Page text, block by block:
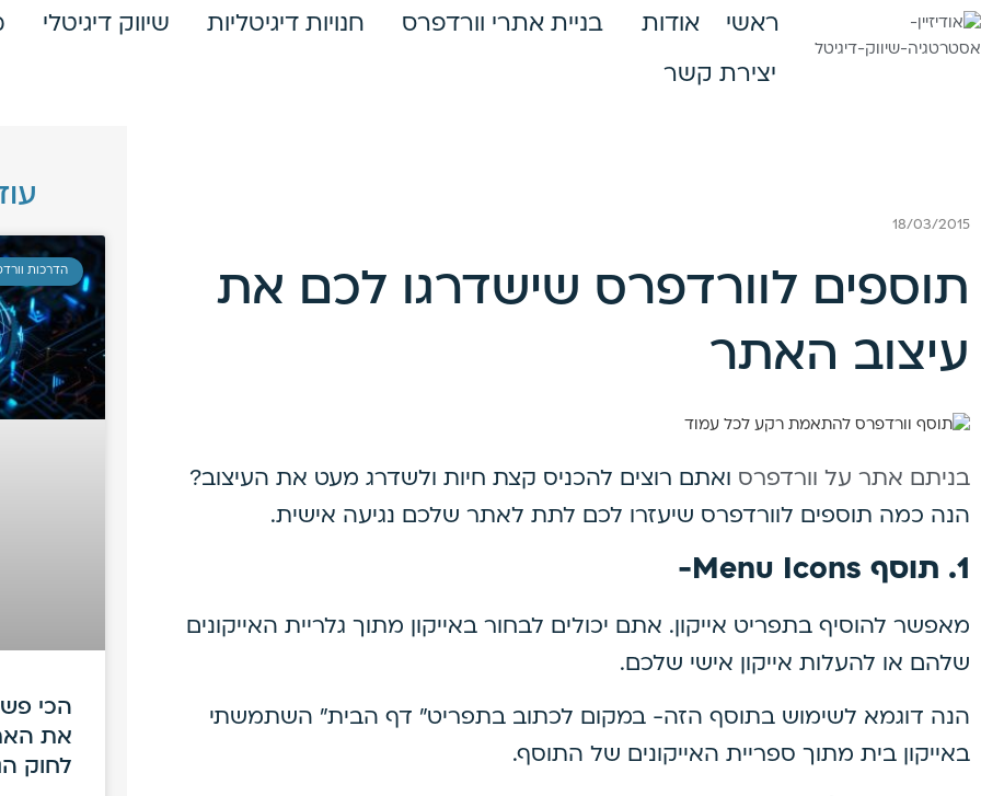
ראשי אודות בניית אתרי וורדפרס חנויות דיגיטליות שיווק דיגיטלי
יצירת קשר
18/03/2015
תוספים לוורדפרס שישדרגו לכם את
עיצוב האתר
בניתם אתר על וורדפרס ואתם רוצים להכניס קצת חיות ולשדרג מעט את העיצוב?
הנה כמה תוספים לוורדפרס שיעזרו לכם לתת לאתר שלכם נגיעה אישית.
1. תוסף Menu Icons-
מאפשר להוסיף בתפריט אייקון. אתם יכולים לבחור באייקון מתוך גלריית האייקונים
שלהם או להעלות אייקון אישי שלכם.
הנה דוגמא לשימוש בתוסף הזה- במקום לכתוב בתפריט" דף הבית" השתמשתי
באייקון בית מתוך ספריית האייקונים של התוסף.
הדרכות
הכי
לחוק